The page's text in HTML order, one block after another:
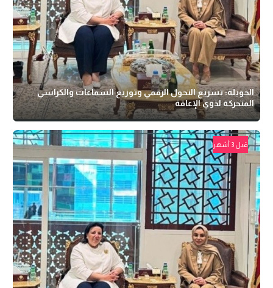
الحويلة: تسريع التحول الرقمي وتوزيع السماعات والكراسي
المتحركة لذوي الإعاقة
قبل 3 أشهر